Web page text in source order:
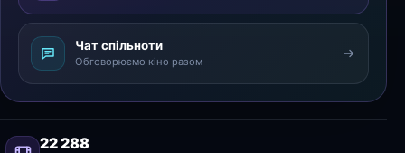
Чат спільноти
Обговорюємо кіно разом
22 288